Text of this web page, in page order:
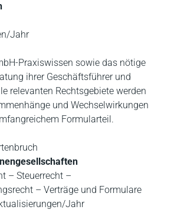
Jahr
Praxiswissen sowie das nötige
ihrer Geschäftsführer und
relevanten Rechtsgebiete werden
und Wechselwirkungen
Formularteil.
– Steuerrecht –
– Verträge und Formulare
Jahr